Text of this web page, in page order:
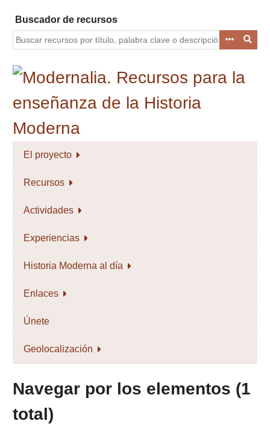
contenido
principal
Buscador de recursos
El proyecto
Recursos
Actividades
Experiencias
Historia Moderna al día
Enlaces
Únete
Geolocalización
Navegar por los elementos (1
total)